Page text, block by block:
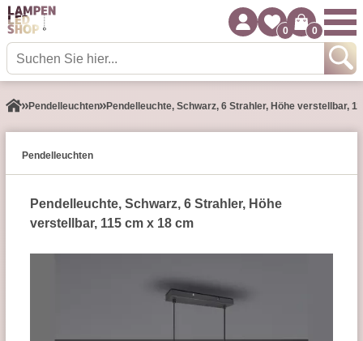
0 0
Pendel­leuchten Pendelleuchte, Schwarz, 6 Strahler, Höhe verstellbar,
Pendel­leuchten
Pendelleuchte, Schwarz, 6 Strahler, Höhe
verstellbar, 115 cm x 18 cm